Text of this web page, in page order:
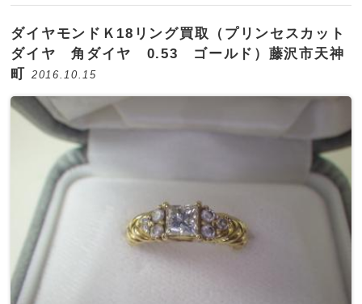
ダイヤモンドＫ18リング買取（プリンセスカット
ダイヤ 角ダイヤ 0.53 ゴールド）藤沢市天神
町
2016.10.15